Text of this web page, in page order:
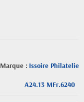
Marque : Issoire Philatelie
A24.13 MFr.6240